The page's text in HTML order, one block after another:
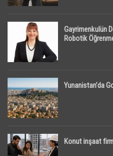
Gayrimenkulün
Robotik
Yunanistan’da
Konut inşaat